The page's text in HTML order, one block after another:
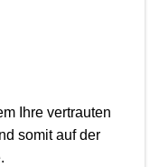
Ihre vertrauten
somit auf der